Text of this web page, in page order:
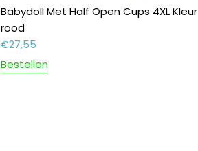
Babydoll Met Half Open Cups 4XL Kleur
rood
€27,55
Bestellen